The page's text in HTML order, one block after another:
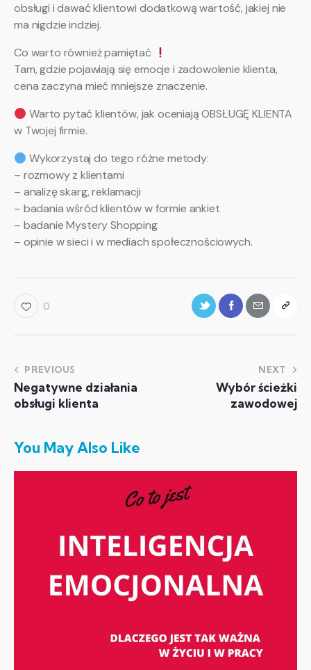
obsługi i dawać klientowi dodatkową wartość, jakiej nie
ma nigdzie indziej.
Co warto również pamiętać
Tam, gdzie pojawiają się emocje i zadowolenie klienta,
cena zaczyna mieć mniejsze znaczenie.
Warto pytać klientów, jak oceniają OBSŁUGĘ KLIENTA
w Twojej firmie.
Wykorzystaj do tego różne metody:
– rozmowy z klientami
– analizę skarg, reklamacji
– badania wśród klientów w formie ankiet
– badanie Mystery Shopping
– opinie w sieci i w mediach społecznościowych.
0
PREVIOUS
Negatywne działania
obsługi klienta
NEXT
Wybór ścieżki
zawodowej
You May Also Like